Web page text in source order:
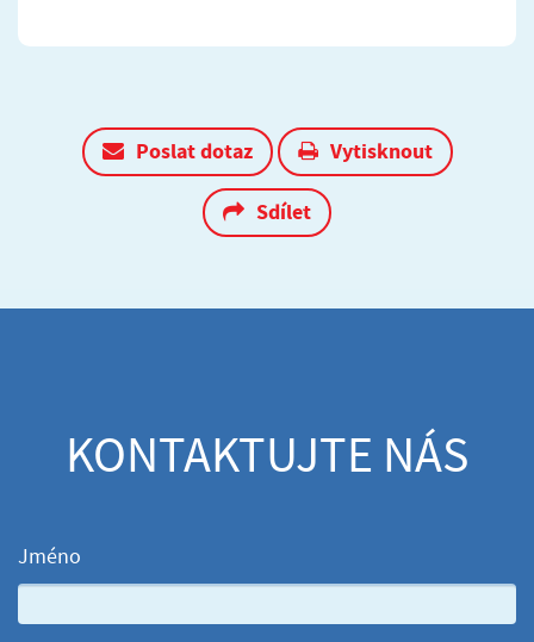
Poslat dotaz Vytisknout
Sdílet
KONTAKTUJTE NÁS
Jméno